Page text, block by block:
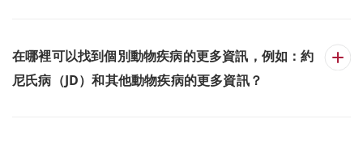
在哪裡可以找到個別動物疾病的更多資訊，例如：約
尼氏病（JD）和其他動物疾病的更多資訊？